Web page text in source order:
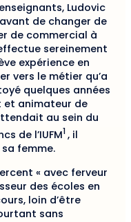
Ludovic
de changer de
de commercial à
sereinement
expérience en
vers le métier qu’a
quelques années
et animateur de
au sein du
de l’IUFM1, il
femme.
« avec ferveur
des écoles en
loin d’être
sans